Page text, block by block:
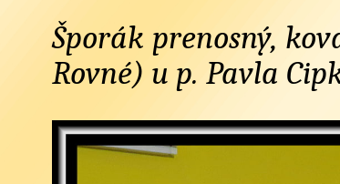
Šporák prenosný,
Rovné) u p. Pavla